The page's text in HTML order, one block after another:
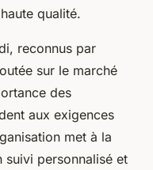
qualité.
reconnus par
sur le marché
des
aux exigences
met à la
suivi personnalisé et